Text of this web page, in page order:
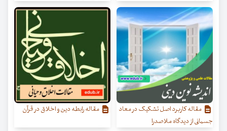
مقاله کاربرد اصل تشکیک در معاد
جسمانی از دیدگاه ملاصدرا
مقاله رابطه دین و اخلاق در قرآن